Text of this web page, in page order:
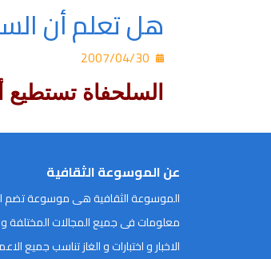
هل تعلم أن
السلحفاة
عن الموسوعة الثقافية
الموسوعة الثقافية هى موسوعة تضم
معلومات فى جميع المجالات المختلفة
الاخبار و اختبارات و الغاز تناسب جميع